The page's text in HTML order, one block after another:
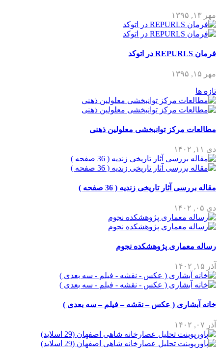
مهر ۱۳, ۱۳۹۵
فرمان REPURLS در اتوکد
مهر ۱۵, ۱۳۹۵
تازه ها
مطالعات مرکز توانبخشی معلولین ذهنی
دی ۱۱, ۱۴۰۲
مقاله بررسی آثار تاریخی زندیه ( 36 صفحه )
دی ۰۵, ۱۴۰۲
رساله معماری پژوهشکده نجوم
آذر ۱۵, ۱۴۰۲
خانه آبشاری ( عکس – نقشه – فیلم – سه بعدی )
آذر ۰۷, ۱۴۰۲